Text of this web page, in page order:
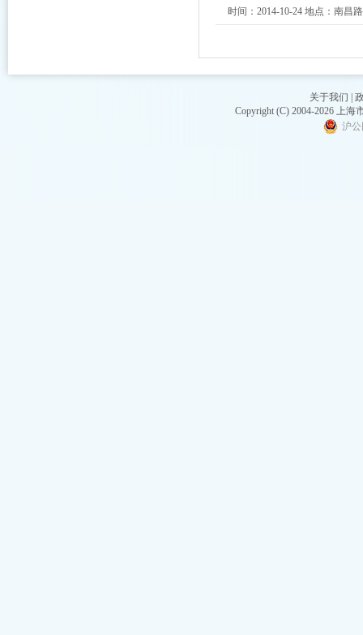
时间：2014-10-24 地点：南昌
关于我们
Copyright (C) 2004-2026 上
沪公